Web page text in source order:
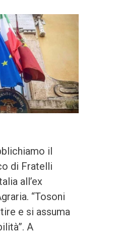
il
di Fratelli
all’ex
“Tosoni
e si assuma
A